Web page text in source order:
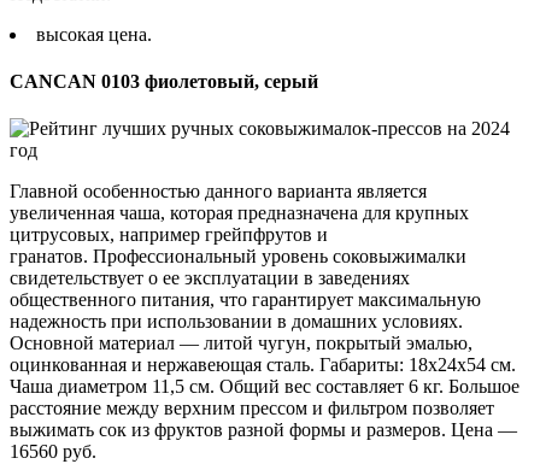
высокая цена.
CANCAN 0103 фиолетовый, серый
Главной особенностью данного варианта является
увеличенная чаша, которая предназначена для крупных
цитрусовых, например грейпфрутов и
гранатов. Профессиональный уровень соковыжималки
свидетельствует о ее эксплуатации в заведениях
общественного питания, что гарантирует максимальную
надежность при использовании в домашних условиях.
Основной материал — литой чугун, покрытый эмалью,
оцинкованная и нержавеющая сталь. Габариты: 18х24х54 см.
Чаша диаметром 11,5 см. Общий вес составляет 6 кг. Большое
расстояние между верхним прессом и фильтром позволяет
выжимать сок из фруктов разной формы и размеров. Цена —
16560 руб.